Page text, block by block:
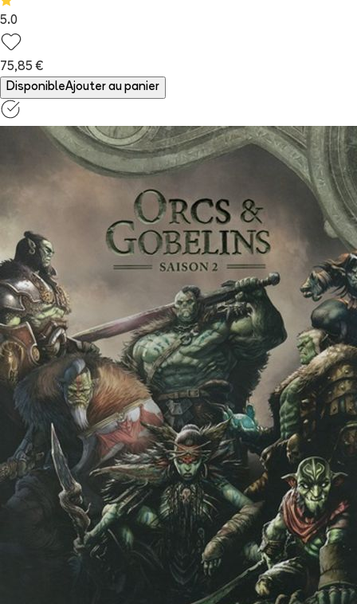
5.0
75,85 €
DisponibleAjouter au panier